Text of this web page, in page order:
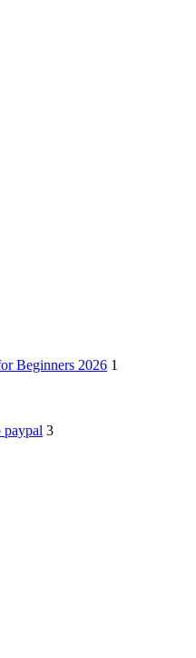
Beginners 2026 1
paypal 3